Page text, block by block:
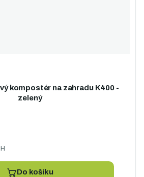
kompostér na zahradu K400 -
zelený
Do košíku